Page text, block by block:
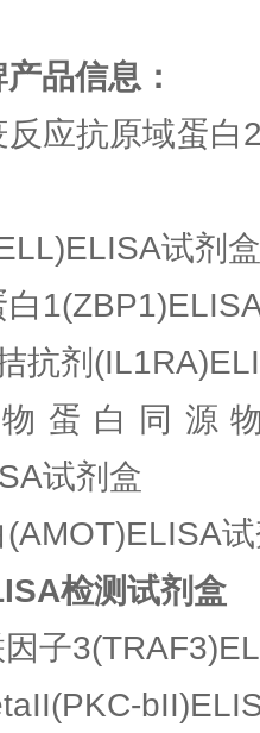
品信息：
反应抗原域蛋
试剂盒
白
抗剂
蛋白同源
试剂盒
检测试剂盒
子